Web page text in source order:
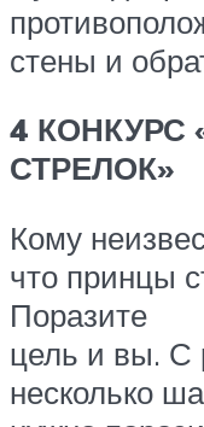
стены и
4 КОНКУРС
СТРЕЛОК»
Кому
что принцы
Поразите
цель и вы. С
несколько